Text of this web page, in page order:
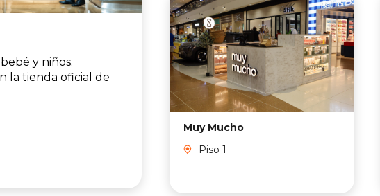
y niños.
la tienda oficial de
Muy Mucho
Piso 1